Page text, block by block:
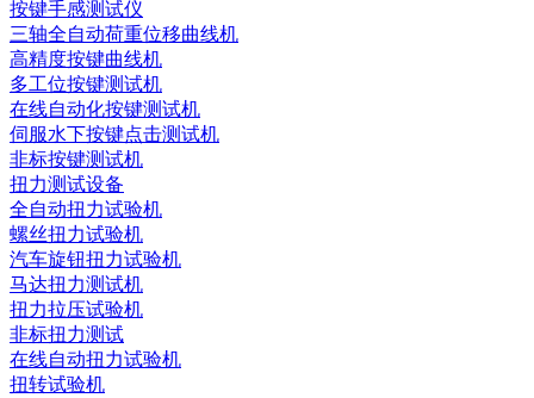
按键手感测试仪
三轴全自动荷重位移曲线机
高精度按键曲线机
多工位按键测试机
在线自动化按键测试机
伺服水下按键点击测试机
非标按键测试机
扭力测试设备
全自动扭力试验机
螺丝扭力试验机
汽车旋钮扭力试验机
马达扭力测试机
扭力拉压试验机
非标扭力测试
在线自动扭力试验机
扭转试验机